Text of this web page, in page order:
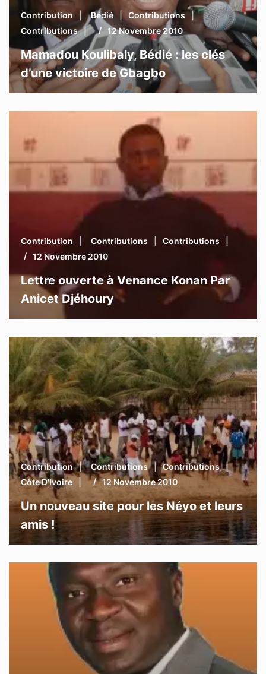
Contribution Bédié
Contributions
Contributions
12 Novembre 2010
Mamadou Koulibaly, Bédié : les clés
d’une victoire de Gbagbo
Contribution Contributions
Contributions
12 Novembre 2010
Lettre ouverte à Venance Konan Par
Anicet Djéhoury
Contribution Contributions
Contributions
Côte D'Ivoire
12 Novembre 2010
Un nouveau site pour les Néyo et leurs
amis !